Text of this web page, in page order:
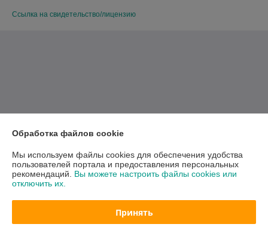
Ссылка на свидетельство/лицензию
Обработка файлов cookie
Мы используем файлы cookies для обеспечения удобства
пользователей портала и предоставления персональных
рекомендаций. Вы можете настроить файлы cookies или
отключить их.
Принять